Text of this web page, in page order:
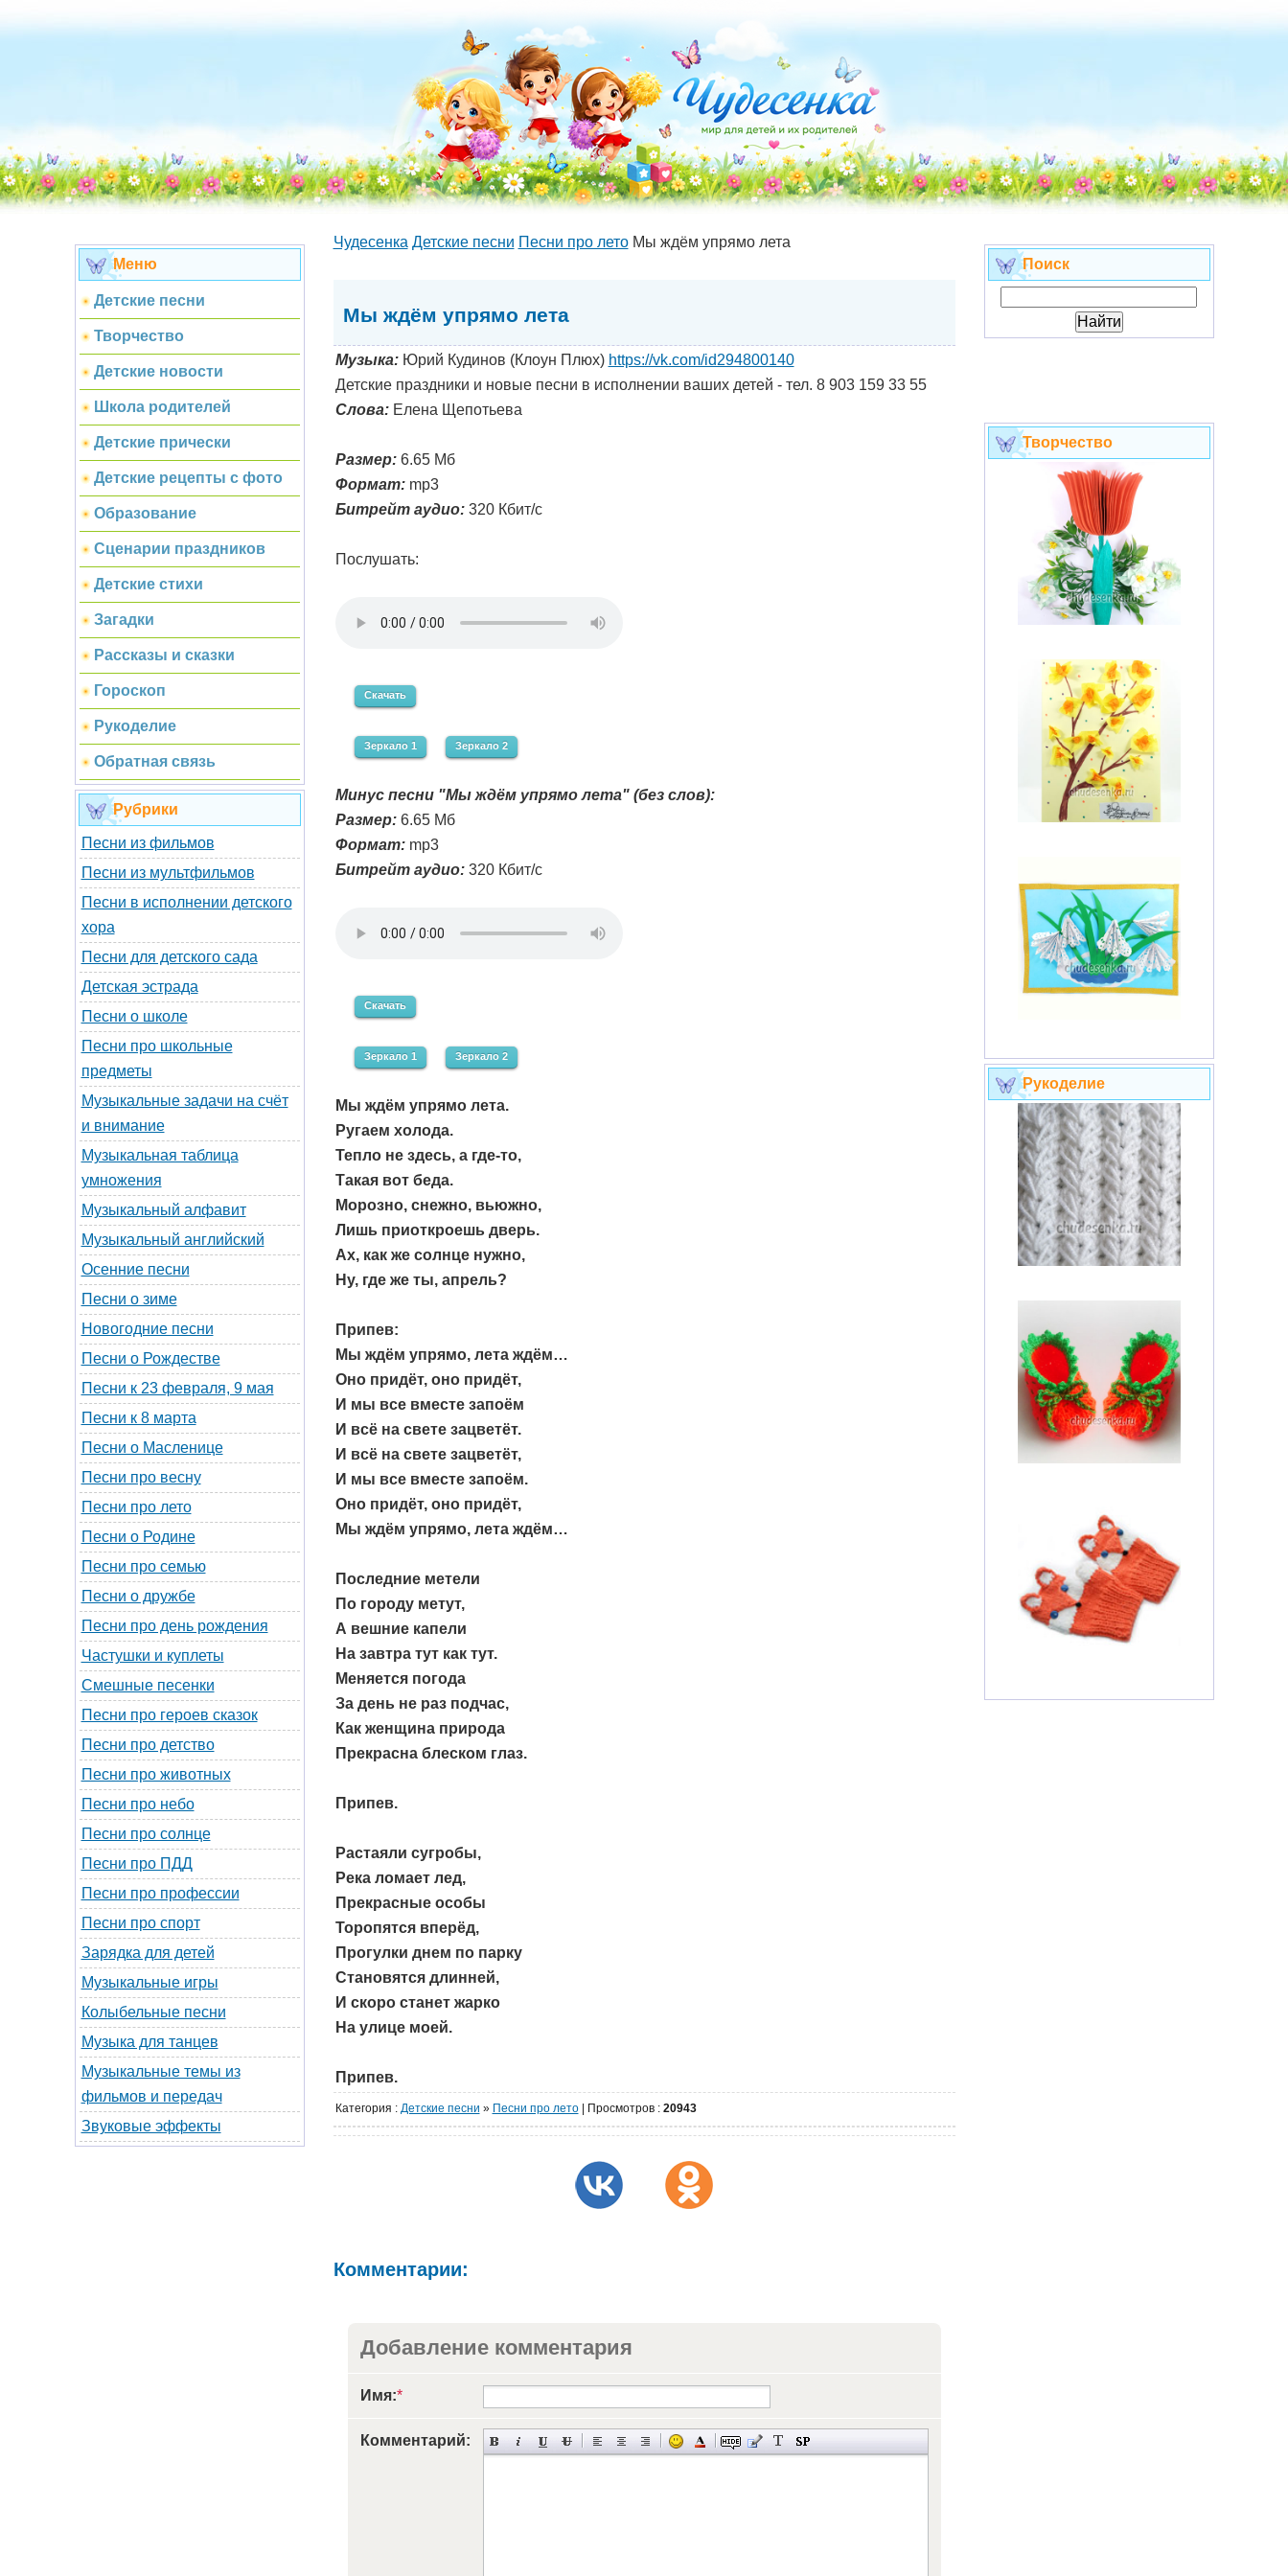
Меню
Детские песни
Творчество
Детские новости
Школа родителей
Детские прически
Детские рецепты с фото
Образование
Сценарии праздников
Детские стихи
Загадки
Рассказы и сказки
Гороскоп
Рукоделие
Обратная связь
Рубрики
Песни из фильмов
Песни из мультфильмов
Песни в исполнении детского
хора
Песни для детского сада
Детская эстрада
Песни о школе
Песни про школьные
предметы
Музыкальные задачи на счёт
и внимание
Музыкальная таблица
умножения
Музыкальный алфавит
Музыкальный английский
Осенние песни
Песни о зиме
Новогодние песни
Песни о Рождестве
Песни к 23 февраля, 9 мая
Песни к 8 марта
Песни о Масленице
Песни про весну
Песни про лето
Песни о Родине
Песни про семью
Песни о дружбе
Песни про день рождения
Частушки и куплеты
Смешные песенки
Песни про героев сказок
Песни про детство
Песни про животных
Песни про небо
Песни про солнце
Песни про ПДД
Песни про профессии
Песни про спорт
Зарядка для детей
Музыкальные игры
Колыбельные песни
Музыка для танцев
Музыкальные темы из
фильмов и передач
Звуковые эффекты
Чудесенка Детские песни Песни про летоМы ждём упрямо лета
Мы ждём упрямо лета
Музыка:Юрий Кудинов (Клоун Плюх) https://vk.com/id294800140
Детские праздники и новые песни в исполнении ваших детей - тел. 8 903 159 33 55
Слова:Елена Щепотьева
Размер:6.65 Мб
Формат:mp3
Битрейт аудио:320 Кбит/с
Послушать:
Скачать
Зеркало 1 Зеркало 2
Минус песни "Мы ждём упрямо лета" (без слов):
Размер:6.65 Мб
Формат:mp3
Битрейт аудио:320 Кбит/с
Скачать
Зеркало 1 Зеркало 2
Мы ждём упрямо лета.
Ругаем холода.
Тепло не здесь, а где-то,
Такая вот беда.
Морозно, снежно, вьюжно,
Лишь приоткроешь дверь.
Ах, как же солнце нужно,
Ну, где же ты, апрель?
Припев:
Мы ждём упрямо, лета ждём…
Оно придёт, оно придёт,
И мы все вместе запоём
И всё на свете зацветёт.
И всё на свете зацветёт,
И мы все вместе запоём.
Оно придёт, оно придёт,
Мы ждём упрямо, лета ждём…
Последние метели
По городу метут,
А вешние капели
На завтра тут как тут.
Меняется погода
За день не раз подчас,
Как женщина природа
Прекрасна блеском глаз.
Припев.
Растаяли сугробы,
Река ломает лед,
Прекрасные особы
Торопятся вперёд,
Прогулки днем по парку
Становятся длинней,
И скоро станет жарко
На улице моей.
Припев.
Категория : Детские песни » Песни про лето| Просмотров : 20943
Комментарии:
Добавление комментария
Имя:*
Комментарий:
Поиск
Творчество
Рукоделие